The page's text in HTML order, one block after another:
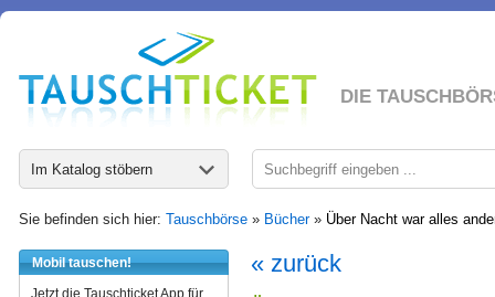
DIE
Im Katalog stöbern
Sie befinden sich hier: Tauschbörse » Bücher» Über Nacht war alles
Mobil tauschen!
Jetzt die Tauschticket App für
« zurück